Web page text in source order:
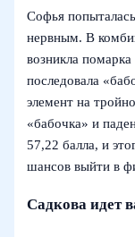
Софья
нервным. В
возникла
последовала
элемент на
«бабочка» и
57,22 балла, и
шансов выйти в
Садкова идет